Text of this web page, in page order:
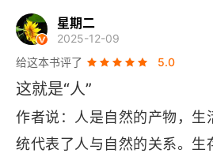
第二章 天有经，地有纬：人类空
1 迟到的嘉宾：宇宙、地球与人
2 普通一员：人在动物界的位置
3 物种起源：命也？运也？灵也？
星期二
2025-12-09
给这本书评了
5.0
这就是“人”
作者说：人是自然的产物，生
统代表了人与自然的关系。生